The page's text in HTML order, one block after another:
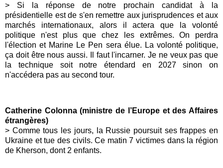
> Si la réponse de notre prochain candidat à la
présidentielle est de s'en remettre aux jurisprudences et aux
marchés internationaux, alors il actera que la volonté
politique n'est plus que chez les extrêmes. On perdra
l'élection et Marine Le Pen sera élue. La volonté politique,
ça doit être nous aussi. Il faut l'incarner. Je ne veux pas que
la technique soit notre étendard en 2027 sinon on
n'accédera pas au second tour.
Catherine Colonna (ministre de l’Europe et des Affaires
étrangères)
> Comme tous les jours, la Russie poursuit ses frappes en
Ukraine et tue des civils. Ce matin 7 victimes dans la région
de Kherson, dont 2 enfants.